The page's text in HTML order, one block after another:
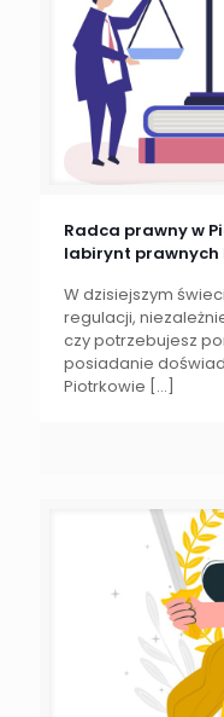
Radca prawny w
labirynt prawnych
W dzisiejszym
regulacji,
czy potrzebujesz
posiadanie
Piotrkowie […]